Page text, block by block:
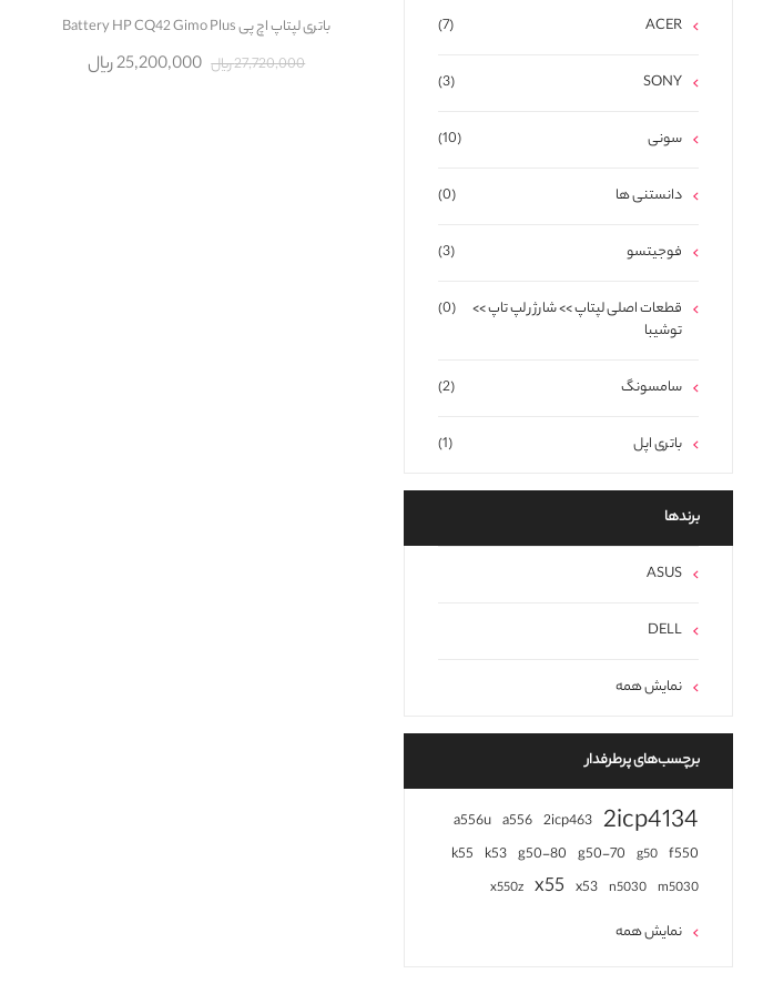
باتری لپتاپ اچ پی Battery HP CQ42 Gimo Plus
27,720,000 ریال
25,200,000 ریال
(7) ACER
(3) SONY
(10) سونی
(0) دانستنی ها
(3) فوجیتسو
(0)
قطعات اصلی لپتاپ >> شارژر لپ تاپ >>
توشیبا
(2) سامسونگ
(1) باتری اپل
برند‌ها
ASUS
DELL
نمایش همه
برچسب‌های پرطرفدار
2icp4134
2icp463
a556
a556u
f550
g50
g50-70
g50-80
k53
k55
m5030
n5030
x53
x55
x550z
نمایش همه